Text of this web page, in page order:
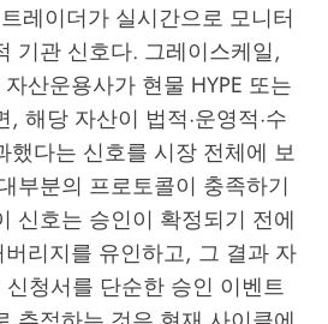
레이더가 실시간으로 모니터
기관 신호다. 그레이스케일,
산운용사가 현물 HYPE 또는
, 해당 자산이 법적·운영적·수
했다는 신호를 시장 전체에 보
부분의 프로토콜이 충족하기
신호는 승인이 확정되기 전에
리지를 유인하고, 그 결과 자
신청서를 단순한 승인 이벤트